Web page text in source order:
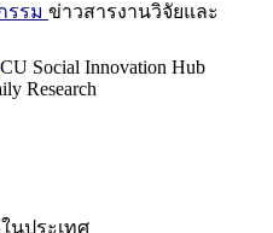
รรม ข่าวสารงานวิจัยและ
CU Social Innovation Hub
Research
นประเทศ